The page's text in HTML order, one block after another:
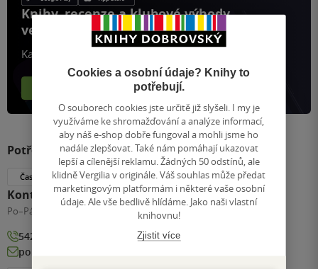
Knihy, recenze a klubové výhody
ve vaší kapse a naší appce KDčko
Každý měsíc společně přečteme tisíce knih
Více o klubu
Potřebujete s něčím poradit?
Často kladené dotazy
Kontaktujte nás
Po–Pá: 8:00–17:00
542 220 320
poradime@knihydobrovsky.cz
Cookies a osobní údaje? Knihy to
potřebují.
O souborech cookies jste určitě již slyšeli. I my je
využíváme ke shromažďování a analýze informací,
aby náš e-shop dobře fungoval a mohli jsme ho
nadále zlepšovat. Také nám pomáhají ukazovat
lepší a cílenější reklamu. Žádných 50 odstínů, ale
klidně Vergilia v originále. Váš souhlas může předat
marketingovým platformám i některé vaše osobní
údaje. Ale vše bedlivě hlídáme. Jako naši vlastní
knihovnu!
Zjistit více